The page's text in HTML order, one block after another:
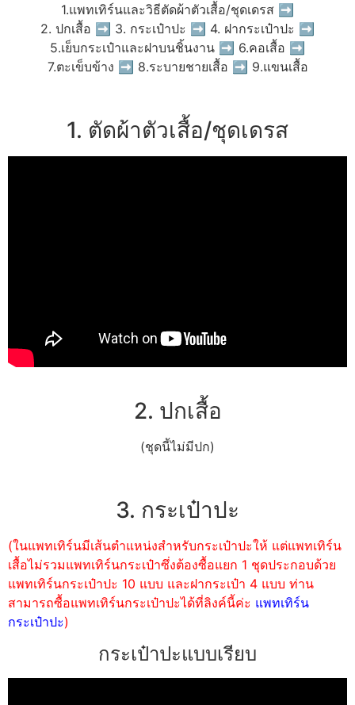
1.แพทเทิร์นและวิธีตัดผ้าตัวเสื้อ/ชุดเดรส ➡
2. ปกเสื้อ ➡ 3. กระเป๋าปะ ➡ 4. ฝากระเป๋าปะ ➡
5.เย็บกระเป๋าและฝาบนชิ้นงาน ➡ 6.คอเสื้อ ➡
7.ตะเข็บข้าง ➡ 8.ระบายชายเสื้อ ➡ 9.แขนเสื้อ
1. ตัดผ้าตัวเสื้อ/ชุดเดรส
2. ปกเสื้อ
(ชุดนี้ไม่มีปก)
3. กระเป๋าปะ
(ในแพทเทิร์นมีเส้นตำแหน่งสำหรับกระเป๋าปะให้ แต่แพทเทิร์น
เสื้อไม่รวมแพทเทิร์นกระเป๋าซึ่งต้องซื้อแยก 1 ชุดประกอบด้วย
แพทเทิร์นกระเป๋าปะ 10 แบบ และฝากระเป๋า 4 แบบ ท่าน
สามารถซื้อแพทเทิร์นกระเป๋าปะได้ที่ลิงค์นี้ค่ะ แพทเทิร์น
กระเป๋าปะ)
กระเป๋าปะแบบเรียบ